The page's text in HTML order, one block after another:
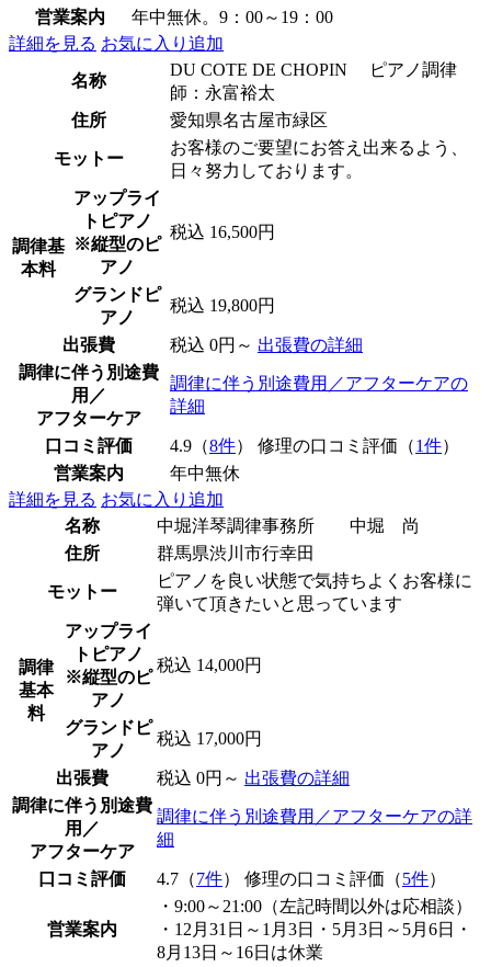
営業案内
年中無休。9：00～19：00
詳細を見る お気に入り追加
名称
DU COTE DE CHOPIN ピアノ調律
師：永富裕太
住所
愛知県名古屋市緑区
モットー
お客様のご要望にお答え出来るよう、
日々努力しております。
調律基
本料
アップライ
トピアノ
※縦型のピ
アノ
税込 16,500円
グランドピ
アノ
税込 19,800円
出張費 税込 0円～ 出張費の詳細
調律に伴う別途費
用／
アフターケア
調律に伴う別途費用／アフターケアの
詳細
口コミ評価 4.9（8件） 修理の口コミ評価（1件）
営業案内
年中無休
詳細を見る お気に入り追加
名称
中堀洋琴調律事務所 中堀 尚
住所
群馬県渋川市行幸田
モットー
ピアノを良い状態で気持ちよくお客様に
弾いて頂きたいと思っています
調律
基本
料
アップライ
トピアノ
※縦型のピ
アノ
税込 14,000円
グランドピ
アノ
税込 17,000円
出張費 税込 0円～ 出張費の詳細
調律に伴う別途費
用／
アフターケア
調律に伴う別途費用／アフターケアの詳
細
口コミ評価 4.7（7件） 修理の口コミ評価（5件）
営業案内
・9:00～21:00（左記時間以外は応相談）
・12月31日～1月3日・5月3日～5月6日・
8月13日～16日は休業